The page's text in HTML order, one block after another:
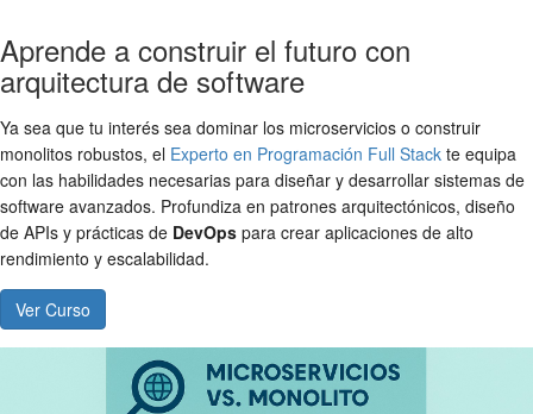
Aprende a construir el futuro con
arquitectura de software
Ya sea que tu interés sea dominar los microservicios o construir
monolitos robustos, el Experto en Programación Full Stack te equipa
con las habilidades necesarias para diseñar y desarrollar sistemas de
software avanzados. Profundiza en patrones arquitectónicos, diseño
de APIs y prácticas de DevOps para crear aplicaciones de alto
rendimiento y escalabilidad.
Ver Curso